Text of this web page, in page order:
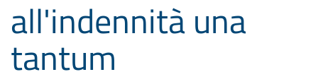
ultime
da
[6]
all'indennità una
tantum